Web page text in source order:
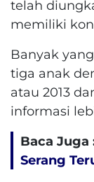
telah
memiliki
Banyak
tiga anak
atau 2013
informasi
Baca Juga
Serang